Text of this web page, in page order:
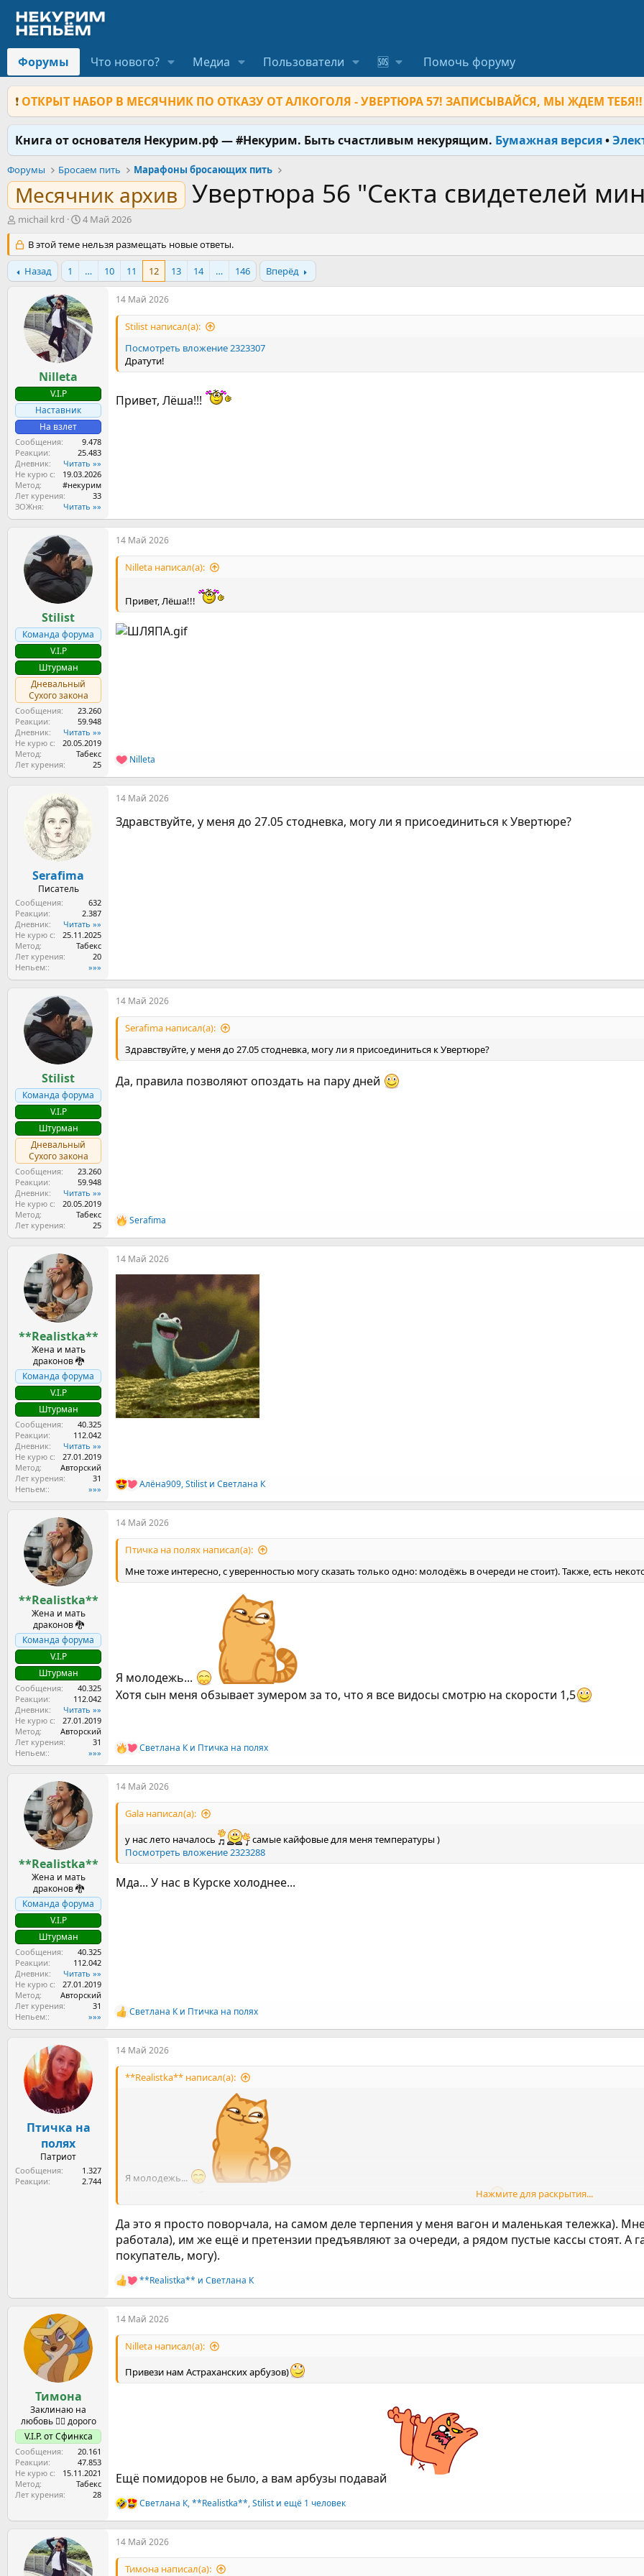
Форумы Что нового? Медиа Пользователи 🆘 Помочь форуму
❗ ОТКРЫТ НАБОР В МЕСЯЧНИК ПО ОТКАЗУ ОТ АЛКОГОЛЯ - УВЕРТЮРА 57! ЗАПИСЫВАЙСЯ, МЫ ЖДЕМ ТЕБЯ!!
Книга от основателя Некурим.рф — #Некурим. Быть счастливым некурящим. Бумажная версия•
Форумы Бросаем пить Марафоны бросающих пить
Месячник архив Увертюра 56 "Секта свидетелей
А
т
о
р
т
ы
michail krd
Д
т
а
н
а
а
л
а
4 Май 2026
В этой теме нельзя размещать новые ответы.
Назад 1 … 10 11 12 13 14 … 146 Вперёд
Nilleta
V.I.P
Наставник
На взлет
Сообщения
9.478
Реакции
25.483
Дневник
Читать »»
Не курю с
19.03.2026
Метод
#некурим
Лет курения
33
ЗОЖня
Читать »»
14 Май 2026
Stilist написал(а):
Посмотреть вложение 2323307
Дратути!
Привет, Лёша!!!
Stilist
Команда форума
V.I.P
Штурман
Дневальный
Сухого закона
Сообщения
23.260
Реакции
59.948
Дневник
Читать »»
Не курю с
20.05.2019
Метод
Табекс
Лет курения
25
14 Май 2026
Nilleta написал(а):
Привет, Лёша!!!
Р
е
а
к
и
Nilleta
Serafima
Писатель
Сообщения
632
Реакции
2.387
Дневник
Читать »»
Не курю с
25.11.2025
Метод
Табекс
Лет курения
20
Непьем:
»»»
14 Май 2026
Здравствуйте, у меня до 27.05 стодневка, могу ли я присоединиться к Увертюре?
Stilist
Команда форума
V.I.P
Штурман
Дневальный
Сухого закона
Сообщения
23.260
Реакции
59.948
Дневник
Читать »»
Не курю с
20.05.2019
Метод
Табекс
Лет курения
25
14 Май 2026
Serafima написал(а):
Здравствуйте, у меня до 27.05 стодневка, могу ли я присоединиться к Увертюре?
Да, правила позволяют опоздать на пару дней
Р
е
а
к
и
:
Serafima
**Realistka**
Жена и мать
драконов 🐉
Команда форума
V.I.P
Штурман
Сообщения
40.325
Реакции
112.042
Дневник
Читать »»
Не курю с
27.01.2019
Метод
Авторский
Лет курения
31
Непьем:
»»»
14 Май 2026
Р
е
а
к
Алёна909,Stilist и Светлана К
**Realistka**
Жена и мать
драконов 🐉
Команда форума
V.I.P
Штурман
Сообщения
40.325
Реакции
112.042
Дневник
Читать »»
Не курю с
27.01.2019
Метод
Авторский
Лет курения
31
Непьем:
»»»
14 Май 2026
Птичка на полях написал(а):
Мне тоже интересно, с уверенностью могу сказать только одно: молодёжь в очереди не стоит). Также, есть
Я молодежь...
Хотя сын меня обзывает зумером за то, что я все видосы смотрю на скорости 1,5
Р
е
а
к
Светлана Ки Птичка на полях
**Realistka**
Жена и мать
драконов 🐉
Команда форума
V.I.P
Штурман
Сообщения
40.325
Реакции
112.042
Дневник
Читать »»
Не курю с
27.01.2019
Метод
Авторский
Лет курения
31
Непьем:
»»»
14 Май 2026
Gala написал(а):
у нас лето началось
самые кайфовые для меня температуры )
Посмотреть вложение 2323288
Мда... У нас в Курске холоднее...
Р
е
а
к
Светлана Ки Птичка на полях
Птичка на
полях
Патриот
Сообщения
1.327
Реакции
2.744
14 Май 2026
**Realistka** написал(а):
Я молодежь...
Хотя сын меня обзывает зумером за то, что я все видосы смотрю на скорости 1,5Нажмите для раскрытия...
Да это я просто поворчала, на самом деле терпения у меня вагон и маленькая тележка).
работала), им же ещё и претензии предъявляют за очереди, а рядом пустые кассы стоят. А
покупатель, могу).
Р
е
а
к
**Realistka** и Светлана К
Тимона
Заклинаю на
любовь ❤️‍🔥 дорого
V.I.P. от Сфинкса
Сообщения
20.161
Реакции
47.853
Не курю с
15.11.2021
Метод
Табекс
Лет курения
28
14 Май 2026
Nilleta написал(а):
Привези нам Астраханских арбузов)
Ещё помидоров не было, а вам арбузы подавай
Р
е
а
к
Светлана К,**Realistka**,Stilist и ещё 1 человек
14 Май 2026
Тимона написал(а):